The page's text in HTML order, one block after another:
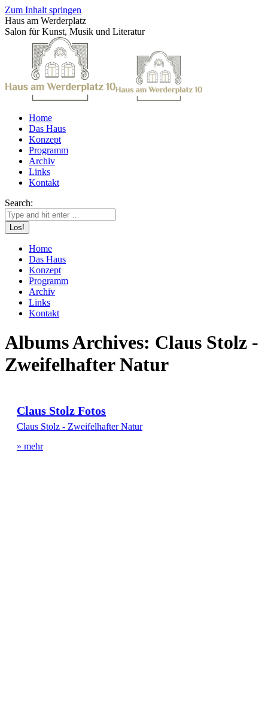
Zum Inhalt springen
Haus am Werderplatz
Salon für Kunst, Musik und Literatur
Home
Das Haus
Konzept
Programm
Archiv
Links
Kontakt
Search:
Home
Das Haus
Konzept
Programm
Archiv
Links
Kontakt
Albums Archives: Claus Stolz -
Zweifelhafter Natur
Claus Stolz Fotos
Claus Stolz - Zweifelhafter Natur
» mehr